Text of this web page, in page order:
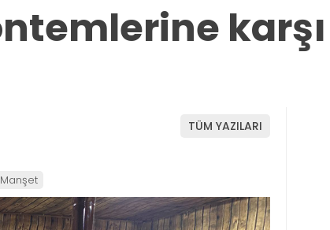
karşı
TÜM YAZILARI
Manşet